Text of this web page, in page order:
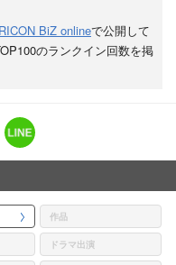
BiZ onlineで公開して
のランクイン回数を掲
作品
ドラマ出演